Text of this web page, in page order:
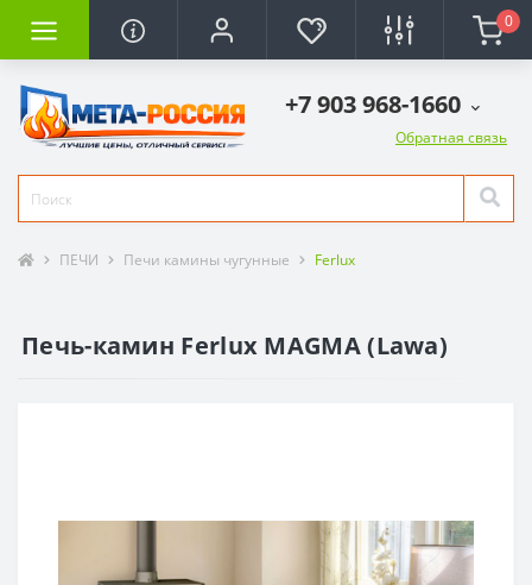
0
+7 903 968-1660
Обратная связь
ПЕЧИ Печи камины чугунные Ferlux
Печь-камин Ferlux MAGMA (Lawa)